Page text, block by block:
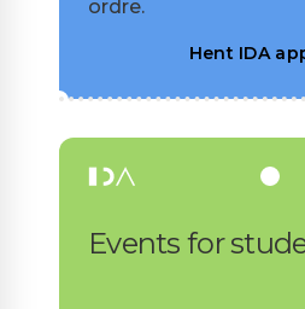
ordre.
Hent IDA
Events for